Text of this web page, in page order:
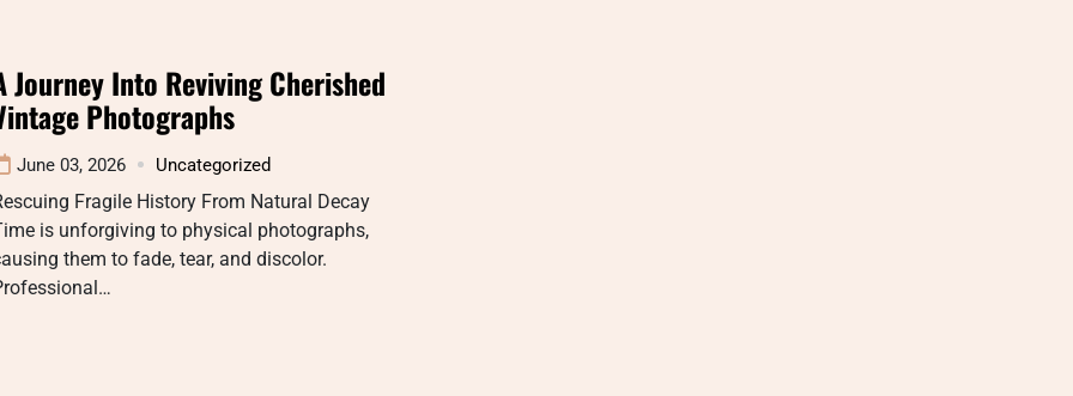
Journey Into Reviving Cherished
Photographs
June 03, 2026 Uncategorized
Fragile History From Natural Decay
is unforgiving to physical photographs,
them to fade, tear, and discolor.